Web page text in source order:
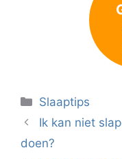
Categorieën
Slaaptips
Ik kan niet
doen?